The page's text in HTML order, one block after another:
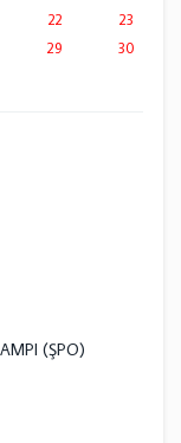
22
23
29
30
(ŞPO)